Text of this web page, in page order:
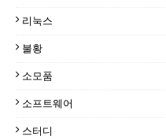
리눅스
불황
소모품
소프트웨어
스터디